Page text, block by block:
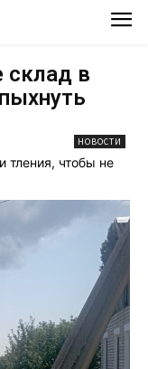
склад в
НОВОСТИ
тления, чтобы не